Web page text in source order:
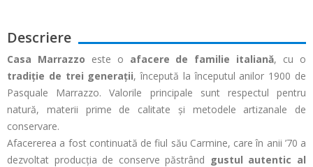
Descriere
Casa Marrazzo este o afacere de familie italiană, cu o
tradiție de trei generații, începută la începutul anilor 1900 de
Pasquale Marrazzo. Valorile principale sunt respectul pentru
natură, materii prime de calitate și metodele artizanale de
conservare.
Afacererea a fost continuată de fiul său Carmine, care în anii ’70 a
dezvoltat producția de conserve păstrând gustul autentic al